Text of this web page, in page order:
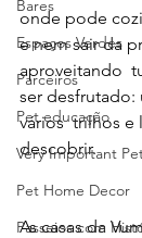
Bares
Espaços Verdes
Parceiros
Pet educação
Very Important
Pet Home Decor
Passeios com
onde pode
e nem sair da
aproveitando
ser desfrutado:
vários  trilhos e
descobrir.
As casas da